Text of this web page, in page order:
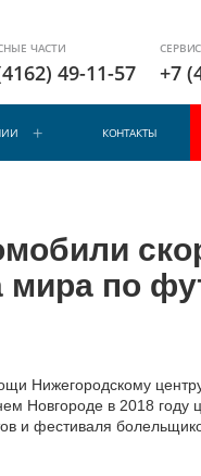
ЧАСТИ
49-11-57 +7
КОНТАКТЫ
мира по
Нижегородскому
Новгороде в 2018 году
и фестиваля